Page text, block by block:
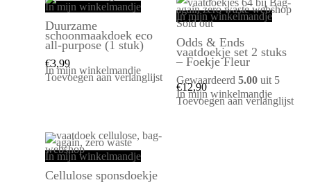
In mijn winkelmandje
Duurzame
schoonmaakdoek eco
all-purpose (1 stuk)
€3,99
In mijn winkelmandje
Toevoegen aan verlanglijst
In mijn winkelmandje
Sold out
Odds & Ends
vaatdoekje set 2 stuks
– Foekje Fleur
Gewaardeerd 5.00 uit 5
€12,90
In mijn winkelmandje
Toevoegen aan verlanglijst
In mijn winkelmandje
Cellulose sponsdoekje